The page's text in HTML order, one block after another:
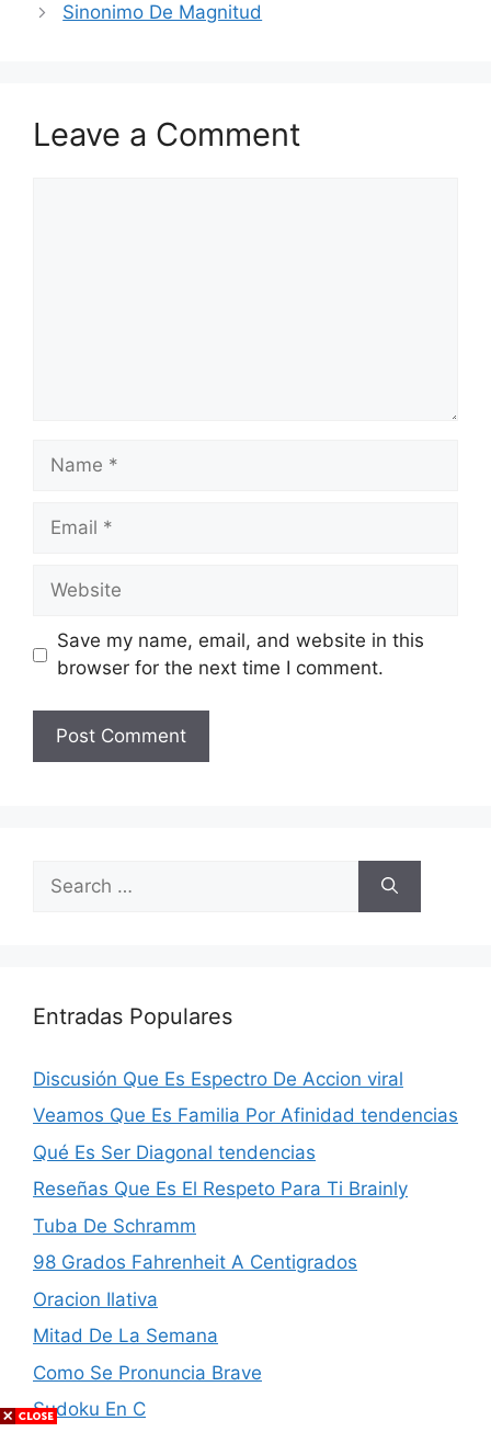
Sinonimo De Magnitud
Leave a Comment
Name
Email
Website
Save my name, email, and website in this
browser for the next time I comment.
for:
Entradas Populares
Discusión Que Es Espectro De Accion viral
Veamos Que Es Familia Por Afinidad tendencias
Qué Es Ser Diagonal tendencias
Reseñas Que Es El Respeto Para Ti Brainly
Tuba De Schramm
98 Grados Fahrenheit A Centigrados
Oracion Ilativa
Mitad De La Semana
Como Se Pronuncia Brave
Sudoku En C